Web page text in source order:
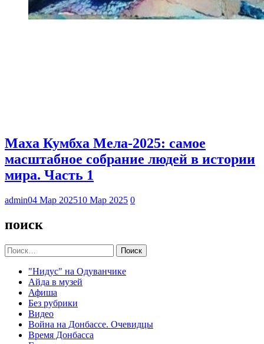
Маха Кумбха Мела-2025: самое
масштабное собрание людей в истории
мира. Часть 1
admin04 Мар 202510 Мар 2025 0
поиск
Найти:
"Нидус" на Одуванчике
Айда в музей
Афиша
Без рубрики
Видео
Война на Донбассе. Очевидцы
Время Донбасса